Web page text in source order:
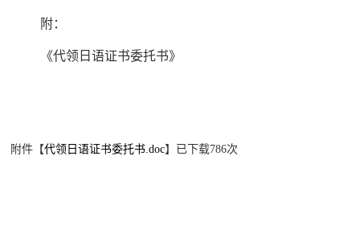
附：
《代领日语证书委托书》
附件【代领日语证书委托书.doc】已下载786次